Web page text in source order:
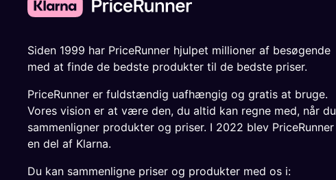
Siden 1999 har PriceRunner hjulpet millioner af besøgende
med at finde de bedste produkter til de bedste priser.
PriceRunner er fuldstændig uafhængig og gratis at bruge.
Vores vision er at være den, du altid kan regne med, når du
sammenligner produkter og priser. I 2022 blev PriceRunner
en del af Klarna.
Du kan sammenligne priser og produkter med os i: